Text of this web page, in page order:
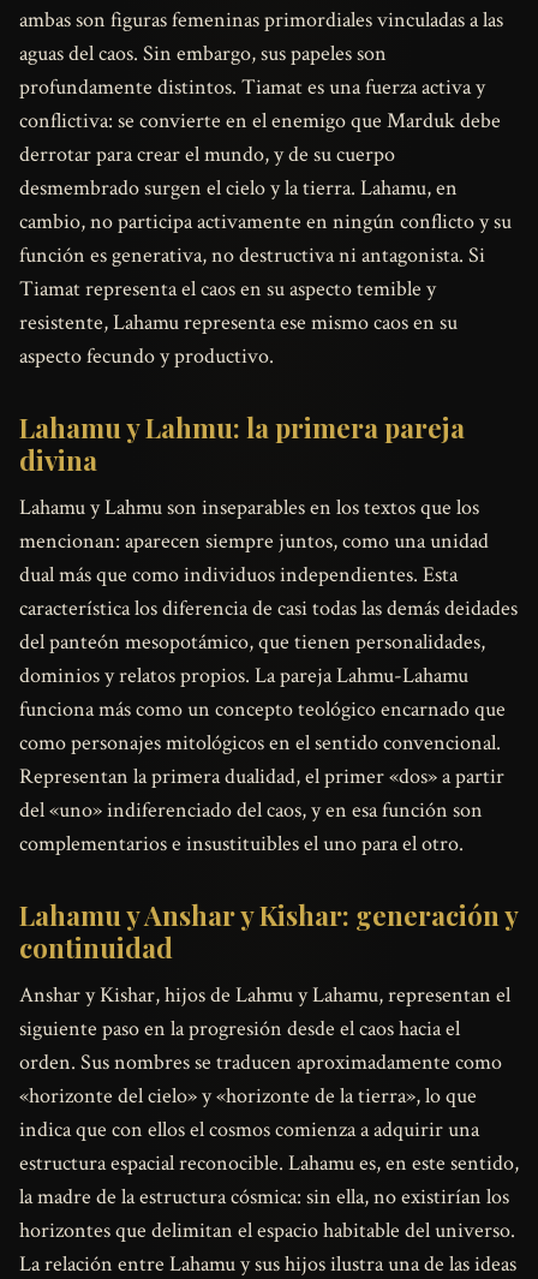
ambas son figuras femeninas primordiales vinculadas a las
aguas del caos. Sin embargo, sus papeles son
profundamente distintos. Tiamat es una fuerza activa y
conflictiva: se convierte en el enemigo que Marduk debe
derrotar para crear el mundo, y de su cuerpo
desmembrado surgen el cielo y la tierra. Lahamu, en
cambio, no participa activamente en ningún conflicto y su
función es generativa, no destructiva ni antagonista. Si
Tiamat representa el caos en su aspecto temible y
resistente, Lahamu representa ese mismo caos en su
aspecto fecundo y productivo.
Lahamu y Lahmu: la primera pareja
divina
Lahamu y Lahmu son inseparables en los textos que los
mencionan: aparecen siempre juntos, como una unidad
dual más que como individuos independientes. Esta
característica los diferencia de casi todas las demás deidades
del panteón mesopotámico, que tienen personalidades,
dominios y relatos propios. La pareja Lahmu-Lahamu
funciona más como un concepto teológico encarnado que
como personajes mitológicos en el sentido convencional.
Representan la primera dualidad, el primer «dos» a partir
del «uno» indiferenciado del caos, y en esa función son
complementarios e insustituibles el uno para el otro.
Lahamu y Anshar y Kishar: generación y
continuidad
Anshar y Kishar, hijos de Lahmu y Lahamu, representan el
siguiente paso en la progresión desde el caos hacia el
orden. Sus nombres se traducen aproximadamente como
«horizonte del cielo» y «horizonte de la tierra», lo que
indica que con ellos el cosmos comienza a adquirir una
estructura espacial reconocible. Lahamu es, en este sentido,
la madre de la estructura cósmica: sin ella, no existirían los
horizontes que delimitan el espacio habitable del universo.
La relación entre Lahamu y sus hijos ilustra una de las ideas